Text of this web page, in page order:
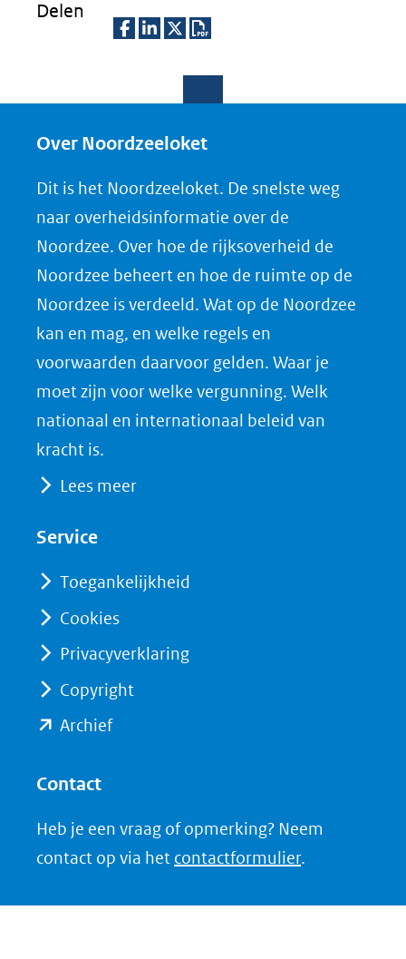
Delen
e
o
p
F
a
c
e
b
o
o
in
(verwijst
een
andere
website)
e
o
p
L
i
n
k
e
d
I
(verwijst
andere
e
o
p
X
(opent
in
nieuw
venster)
(verwijst
naar
n
o
a
d
P
D
F
Over Noordzeeloket
Dit is het Noordzeeloket. De snelste weg
naar overheidsinformatie over de
Noordzee. Over hoe de rijksoverheid de
Noordzee beheert en hoe de ruimte op de
Noordzee is verdeeld. Wat op de Noordzee
kan en mag, en welke regels en
voorwaarden daarvoor gelden. Waar je
moet zijn voor welke vergunning. Welk
nationaal en internationaal beleid van
kracht is.
Lees meer
Service
Toegankelijkheid
Cookies
Privacyverklaring
Copyright
Archief(opent
(verwijst
naar
Contact
Heb je een vraag of opmerking? Neem
contact op via het contactformulier.